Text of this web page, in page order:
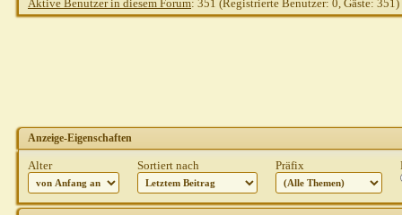
Aktive Benutzer in diesem Forum: 351 (Registrierte Benutzer: 0, Gäste: 351)
Anzeige-Eigenschaften
Alter Sortiert nach Präfix